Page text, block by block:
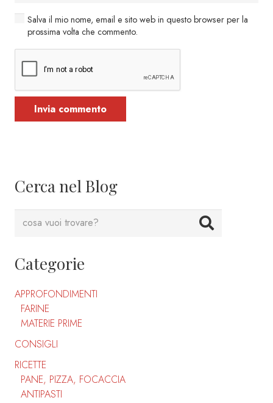
Cerca nel Blog
Categorie
APPROFONDIMENTI
FARINE
MATERIE PRIME
CONSIGLI
RICETTE
PANE, PIZZA, FOCACCIA
ANTIPASTI
Salva il mio nome, email e sito web in questo browser per la
prossima volta che commento.
Invia commento